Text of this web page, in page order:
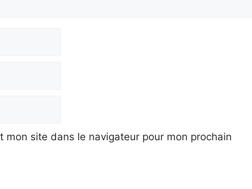
mon site dans le navigateur pour mon prochain